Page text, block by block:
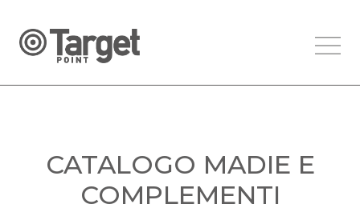
CATALOGO MADIE E
COMPLEMENTI